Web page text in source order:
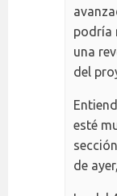
podría
una
del
esté
de